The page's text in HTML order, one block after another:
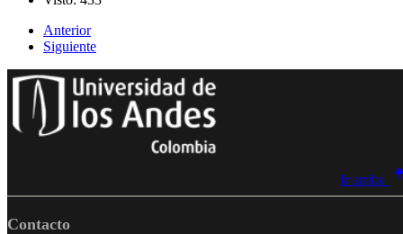
Anterior
Siguiente
Ir arriba
Contacto